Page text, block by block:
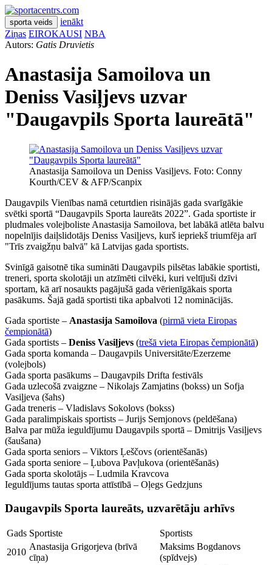
sporta veids
ienākt
Ziņas EIROKAUSI NBA
Autors: Gatis Druvietis
Anastasija Samoilova un
Deniss Vasiļjevs uzvar
"Daugavpils Sporta laureātā"
Anastasija Samoilova un Deniss Vasiļjevs. Foto: Conny
Kourth/CEV & AFP/Scanpix
Daugavpils Vienības namā ceturtdien risinājās gada svarīgākie
svētki sportā “Daugavpils Sporta laureāts 2022”. Gada sportiste ir
pludmales volejboliste Anastasija Samoilova, bet labākā atlēta balvu
nopelnījis daiļslidotājs Deniss Vasiļjevs, kurš iepriekš triumfēja arī
"Trīs zvaigžņu balvā" kā Latvijas gada sportists.
Svinīgā gaisotnē tika sumināti Daugavpils pilsētas labākie sportisti,
treneri, sporta skolotāji un atzīmēti cilvēki, kuri veltījuši dzīvi
sportam, kā arī nosaukts pagājušā gada vērienīgākais sporta
pasākums. Šajā gadā sportisti tika apbalvoti 12 nominācijās.
Gada sportiste – Anastasija Samoilova (pirmā vieta Eiropas
čempionātā)
Gada sportists – Deniss Vasiļjevs (trešā vieta Eiropas čempionātā)
Gada sporta komanda – Daugavpils Universitāte/Ezerzeme
(volejbols)
Gada sporta pasākums – Daugavpils Drifta festivāls
Gada uzlecošā zvaigzne – Nikolajs Zamjatins (bokss) un Sofja
Vasiļjeva (šahs)
Gada treneris – Vladislavs Sokolovs (bokss)
Gada paralimpiskais sportists – Jurijs Semjonovs (peldēšana)
Balva par mūža ieguldījumu Daugavpils sportā – Dmitrijs Vasiļjevs
(šaušana)
Gada sporta seniors – Viktors Ļeščovs (orientēšanās)
Gada sporta seniore – Ļubova Pavļukova (orientēšanās)
Gada sporta skolotājs – Ludmila Kravcova
Ieguldījums tautas sporta attīstībā – Oļegs Gedzjuns
Daugavpils Sporta laureāts, uzvarētāju arhīvs
Gads Sportiste
Sportists
2010
Anastasija Grigorjeva (brīvā
cīņa)
Maksims Bogdanovs
(spīdvejs)